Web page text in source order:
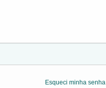
Esqueci minha senha